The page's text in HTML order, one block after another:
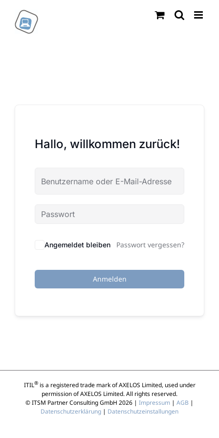
Inhalt
springen
Hallo, willkommen zurück!
Angemeldet bleiben Passwort vergessen?
Anmelden
ITIL®is a registered trade mark of AXELOS Limited, used under
permission of AXELOS Limited. All rights reserved.
© ITSM Partner Consulting GmbH 2026 | Impressum | AGB |
Datenschutzerklärung | Datenschutzeinstallungen